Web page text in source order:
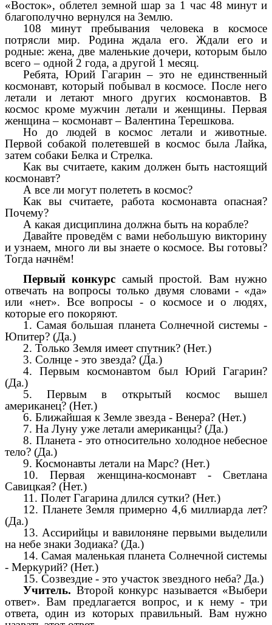
«Восток», облетел земной шар за 1 час 48 минут и
благополучно вернулся на Землю.
108 минут пребывания человека в космосе
потрясли мир. Родина ждала его. Ждали его и
родные: жена, две маленькие дочери, которым было
всего – одной 2 года, а другой 1 месяц.
Ребята, Юрий Гагарин – это не единственный
космонавт, который побывал в космосе. После него
летали и летают много других космонавтов. В
космос кроме мужчин летали и женщины. Первая
женщина – космонавт – Валентина Терешкова.
Но до людей в космос летали и животные.
Первой собакой полетевшей в космос была Лайка,
затем собаки Белка и Стрелка.
Как вы считаете, каким должен быть настоящий
космонавт?
А все ли могут полететь в космос?
Как вы считаете, работа космонавта опасная?
Почему?
А какая дисциплина должна быть на корабле?
Давайте проведём с вами небольшую викторину
и узнаем, много ли вы знаете о космосе. Вы готовы?
Тогда начнём!
Первый конкурс самый простой. Вам нужно
отвечать на вопросы только двумя словами - «да»
или «нет». Все вопросы - о космосе и о людях,
которые его покоряют.
1. Самая большая планета Солнечной системы -
Юпитер? (Да.)
2. Только Земля имеет спутник? (Нет.)
3. Солнце - это звезда? (Да.)
4. Первым космонавтом был Юрий Гагарин?
(Да.)
5. Первым в открытый космос вышел
американец? (Нет.)
6. Ближайшая к Земле звезда - Венера? (Нет.)
7. На Луну уже летали американцы? (Да.)
8. Планета - это относительно холодное небесное
тело? (Да.)
9. Космонавты летали на Марс? (Нет.)
10. Первая женщина-космонавт - Светлана
Савицкая? (Нет.)
11. Полет Гагарина длился сутки? (Нет.)
12. Планете Земля примерно 4,6 миллиарда лет?
(Да.)
13. Ассирийцы и вавилоняне первыми выделили
на небе знаки Зодиака? (Да.)
14. Самая маленькая планета Солнечной системы
- Меркурий? (Нет.)
15. Созвездие - это участок звездного неба? Да.)
Учитель. Второй конкурс называется «Выбери
ответ». Вам предлагается вопрос, и к нему - три
ответа, один из которых правильный. Вам нужно